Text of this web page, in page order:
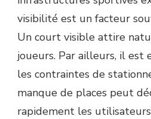
visibilité est un facteur
Un court visible attire
joueurs. Par ailleurs, il est
les contraintes de
manque de places peut
rapidement les